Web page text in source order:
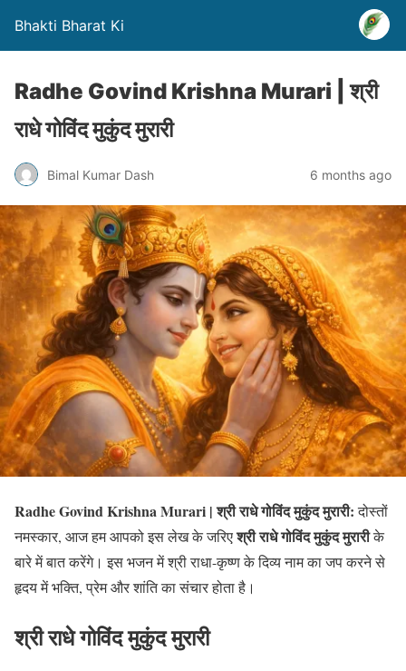
Bhakti Bharat Ki
Radhe Govind Krishna Murari | श्री
राधे गोविंद मुकुंद मुरारी
Bimal Kumar Dash 6 months ago
Radhe Govind Krishna Murari | श्री राधे गोविंद मुकुंद मुरारी:दोस्तों
नमस्कार, आज हम आपको इस लेख के जरिएश्री राधे गोविंद मुकुंद मुरारीके
बारे में बात करेंगे। इस भजन में श्री राधा-कृष्ण के दिव्य नाम का जप करने से
हृदय में भक्ति, प्रेम और शांति का संचार होता है।
श्री राधे गोविंद मुकुंद मुरारी